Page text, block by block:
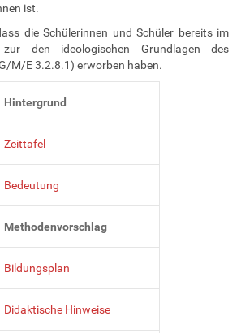
ist.
die Schülerinnen und Schüler bereits im
den ideologischen Grundlagen des
M/E 3.2.8.1) erworben haben.
Hintergrund
Zeittafel
Bedeutung
Methodenvorschlag
Bildungsplan
Didaktische Hinweise